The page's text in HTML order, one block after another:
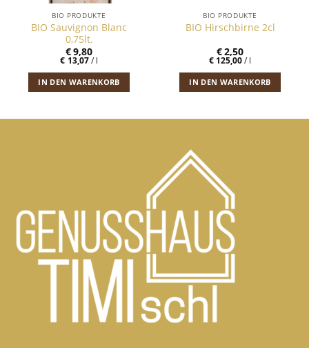
BIO PRODUKTE
BIO Sauvignon Blanc
0,75lt.
€9,80
€ 13,07/l
IN DEN WARENKORB
BIO PRODUKTE
BIO Hirschbirne 2cl
€2,50
€ 125,00/l
IN DEN WARENKORB